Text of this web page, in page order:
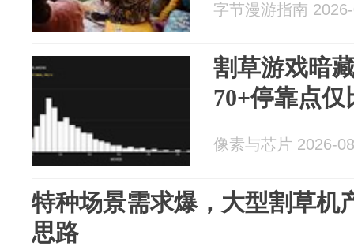
字节漫游指南
割草游戏暗
70+停靠点
像素与芯片 2026-
特种场景需求爆，大型割草机
思路